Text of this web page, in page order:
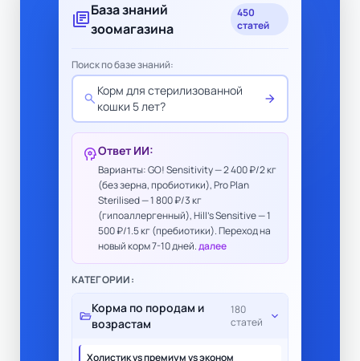
library_booksБаза знаний
зоомагазина
450
статей
Поиск по базе знаний:
search Корм для стерилизованной
кошки 5 лет?
arrow_forward
psychologyОтвет ИИ:
Варианты: GO! Sensitivity — 2 400 ₽/2 кг
(без зерна, пробиотики), Pro Plan
Sterilised — 1 800 ₽/3 кг
(гипоаллергенный), Hill's Sensitive — 1
500 ₽/1.5 кг (пребиотики). Переход на
новый корм 7-10 дней.далее
КАТЕГОРИИ:
folder_open
Корма по породам и
возрастам
180
статей
expand_more
Холистик vs премиум vs эконом